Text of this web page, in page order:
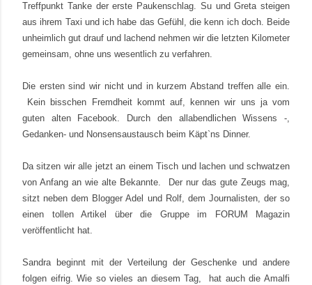
Treffpunkt Tanke der erste Paukenschlag. Su und Greta steigen
aus ihrem Taxi und ich habe das Gefühl, die kenn ich doch. Beide
unheimlich gut drauf und lachend nehmen wir die letzten Kilometer
gemeinsam, ohne uns wesentlich zu verfahren.
Die ersten sind wir nicht und in kurzem Abstand treffen alle ein.
Kein bisschen Fremdheit kommt auf, kennen wir uns ja vom
guten alten Facebook. Durch den allabendlichen Wissens -,
Gedanken- und Nonsensaustausch beim Käpt`ns Dinner.
Da sitzen wir alle jetzt an einem Tisch und lachen und schwatzen
von Anfang an wie alte Bekannte.
Der nur das gute Zeugs mag,
sitzt neben dem Blogger Adel und Rolf, dem Journalisten, der so
einen tollen Artikel über die Gruppe im FORUM Magazin
veröffentlicht hat.
Sandrabeginnt mit der Verteilung der Geschenke und andere
folgen eifrig. Wie so vieles an diesem Tag, hat auch die Amalfi